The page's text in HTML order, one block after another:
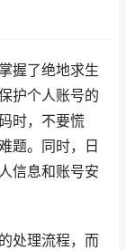
握了绝地求生
护个人账号的
时，不要慌
题。同时，日
信息和账号安
处理流程，而